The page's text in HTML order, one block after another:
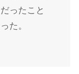
ったこと
た。